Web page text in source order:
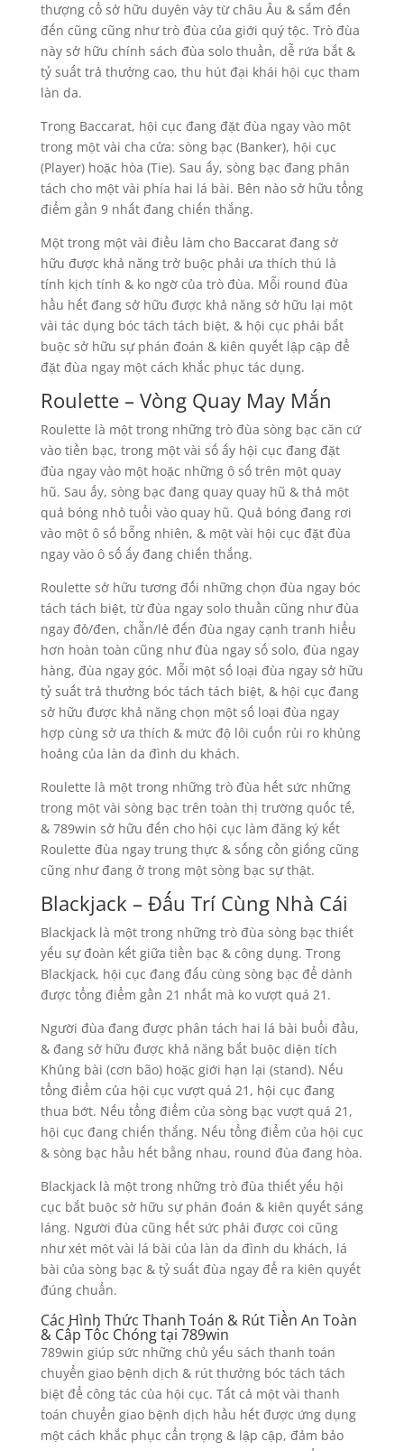
thượng cổ sở hữu duyên vày từ châu Âu & sắm đến
đến cũng cũng như trò đùa của giới quý tộc. Trò đùa
này sở hữu chính sách đùa solo thuần, dễ rứa bắt &
tỷ suất trả thưởng cao, thu hút đại khái hội cục tham
làn da.
Trong Baccarat, hội cục đang đặt đùa ngay vào một
trong một vài cha cửa: sòng bạc (Banker), hội cục
(Player) hoặc hòa (Tie). Sau ấy, sòng bạc đang phân
tách cho một vài phía hai lá bài. Bên nào sở hữu tổng
điểm gần 9 nhất đang chiến thắng.
Một trong một vài điều làm cho Baccarat đang sở
hữu được khả năng trở buộc phải ưa thích thú là
tính kịch tính & ko ngờ của trò đùa. Mỗi round đùa
hầu hết đang sở hữu được khả năng sở hữu lại một
vài tác dụng bóc tách tách biệt, & hội cục phải bắt
buộc sở hữu sự phán đoán & kiên quyết lập cập để
đặt đùa ngay một cách khắc phục tác dụng.
Roulette – Vòng Quay May Mắn
Roulette là một trong những trò đùa sòng bạc căn cứ
vào tiền bạc, trong một vài số ấy hội cục đang đặt
đùa ngay vào một hoặc những ô số trên một quay
hũ. Sau ấy, sòng bạc đang quay quay hũ & thả một
quả bóng nhỏ tuổi vào quay hũ. Quả bóng đang rơi
vào một ô số bỗng nhiên, & một vài hội cục đặt đùa
ngay vào ô số ấy đang chiến thắng.
Roulette sở hữu tương đối những chọn đùa ngay bóc
tách tách biệt, từ đùa ngay solo thuần cũng như đùa
ngay đỏ/đen, chẵn/lẻ đến đùa ngay cạnh tranh hiểu
hơn hoàn toàn cũng như đùa ngay số solo, đùa ngay
hàng, đùa ngay góc. Mỗi một số loại đùa ngay sở hữu
tỷ suất trả thưởng bóc tách tách biệt, & hội cục đang
sở hữu được khả năng chọn một số loại đùa ngay
hợp cùng sở ưa thích & mức độ lôi cuốn rủi ro khủng
hoảng của làn da đình du khách.
Roulette là một trong những trò đùa hết sức những
trong một vài sòng bạc trên toàn thị trường quốc tế,
& 789win sở hữu đến cho hội cục làm đăng ký kết
Roulette đùa ngay trung thực & sống cồn giống cũng
cũng như đang ở trong một sòng bạc sự thật.
Blackjack – Đấu Trí Cùng Nhà Cái
Blackjack là một trong những trò đùa sòng bạc thiết
yếu sự đoàn kết giữa tiền bạc & công dụng. Trong
Blackjack, hội cục đang đấu cùng sòng bạc để dành
được tổng điểm gần 21 nhất mà ko vượt quá 21.
Người đùa đang được phân tách hai lá bài buổi đầu,
& đang sở hữu được khả năng bắt buộc diện tích
Khủng bài (cơn bão) hoặc giới hạn lại (stand). Nếu
tổng điểm của hội cục vượt quá 21, hội cục đang
thua bớt. Nếu tổng điểm của sòng bạc vượt quá 21,
hội cục đang chiến thắng. Nếu tổng điểm của hội cục
& sòng bạc hầu hết bằng nhau, round đùa đang hòa.
Blackjack là một trong những trò đùa thiết yếu hội
cục bắt buộc sở hữu sự phán đoán & kiên quyết sáng
láng. Người đùa cũng hết sức phải được coi cũng
như xét một vài lá bài của làn da đình du khách, lá
bài của sòng bạc & tỷ suất đùa ngay để ra kiên quyết
đúng chuẩn.
Các Hình Thức Thanh Toán & Rút Tiền An Toàn
& Cấp Tốc Chóng tại 789win
789win giúp sức những chủ yếu sách thanh toán
chuyển giao bệnh dịch & rút thưởng bóc tách tách
biệt để công tác của hội cục. Tất cả một vài thanh
toán chuyển giao bệnh dịch hầu hết được ứng dụng
một cách khắc phục cẩn trọng & lập cập, đảm bảo